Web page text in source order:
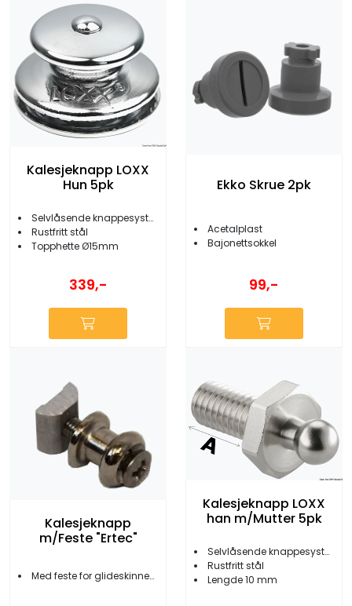
Kalesjeknapp LOXX
Hun 5pk
Selvlåsende knappesystem
Rustfritt stål
Topphette Ø15mm
339,-
Ekko Skrue 2pk
Acetalplast
Bajonettsokkel
99,-
Kalesjeknapp
m/Feste "Ertec"
Med feste for glideskinne/vindskjerm
Kalesjeknapp LOXX
han m/Mutter 5pk
Selvlåsende knappesystem
Rustfritt stål
Lengde 10 mm